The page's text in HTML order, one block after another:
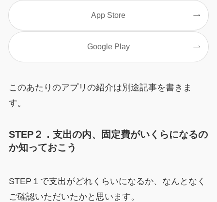
App Store
Google Play
このあたりのアプリの紹介は別途記事を書きま
す。
STEP２．支出の内、固定費がいくらになるの
か知っておこう
STEP１で支出がどれくらいになるか、なんとなく
ご確認いただいたかと思います。